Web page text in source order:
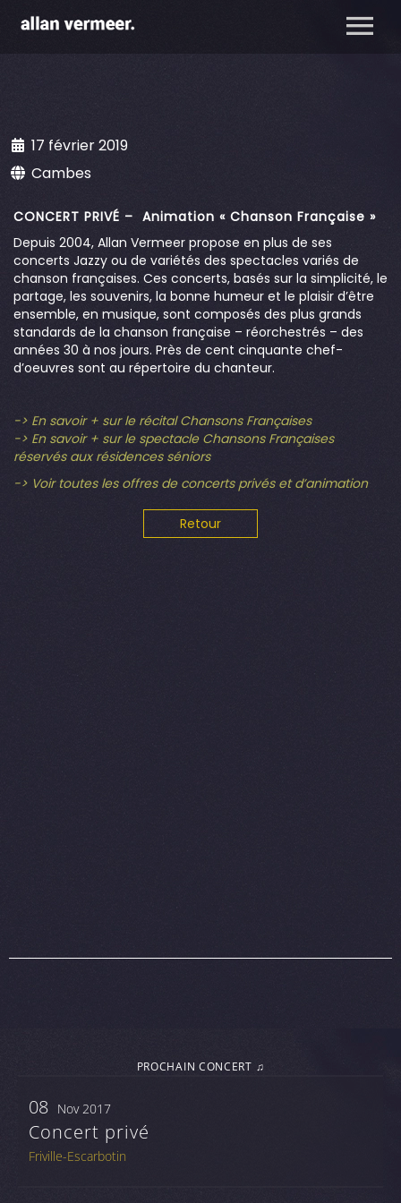
17 février 2019
Cambes
CONCERT PRIVÉ – Animation « Chanson Française »
Depuis 2004, Allan Vermeer propose en plus de ses
concerts Jazzy ou de variétés des spectacles variés de
chanson françaises. Ces concerts, basés sur la simplicité, le
partage, les souvenirs, la bonne humeur et le plaisir d’être
ensemble, en musique, sont composés des plus grands
standards de la chanson française – réorchestrés – des
années 30 à nos jours. Près de cent cinquante chef-
d’oeuvres sont au répertoire du chanteur.
-> En savoir + sur le récital Chansons Françaises
-> En savoir + sur le spectacle Chansons Françaises
réservés aux résidences séniors
-> Voir toutes les offres de concerts privés et d’animation
Retour
PROCHAIN CONCERT ♫
08 Nov 2017
Concert privé
Friville-Escarbotin